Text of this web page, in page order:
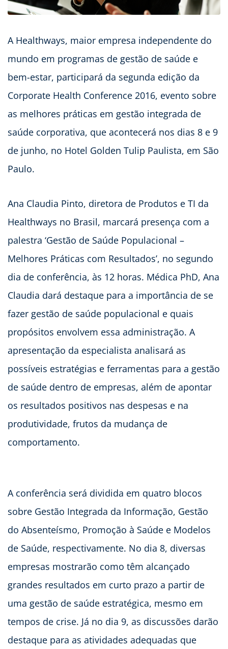
A Healthways, maior empresa independente do
mundo em programas de gestão de saúde e
bem-estar, participará da segunda edição da
Corporate Health Conference 2016, evento sobre
as melhores práticas em gestão integrada de
saúde corporativa, que acontecerá nos dias 8 e 9
de junho, no Hotel Golden Tulip Paulista, em São
Paulo.
Ana Claudia Pinto, diretora de Produtos e TI da
Healthways no Brasil, marcará presença com a
palestra ‘Gestão de Saúde Populacional –
Melhores Práticas com Resultados’, no segundo
dia de conferência, às 12 horas. Médica PhD, Ana
Claudia dará destaque para a importância de se
fazer gestão de saúde populacional e quais
propósitos envolvem essa administração. A
apresentação da especialista analisará as
possíveis estratégias e ferramentas para a gestão
de saúde dentro de empresas, além de apontar
os resultados positivos nas despesas e na
produtividade, frutos da mudança de
comportamento.
A conferência será dividida em quatro blocos
sobre Gestão Integrada da Informação, Gestão
do Absenteísmo, Promoção à Saúde e Modelos
de Saúde, respectivamente. No dia 8, diversas
empresas mostrarão como têm alcançado
grandes resultados em curto prazo a partir de
uma gestão de saúde estratégica, mesmo em
tempos de crise. Já no dia 9, as discussões darão
destaque para as atividades adequadas que